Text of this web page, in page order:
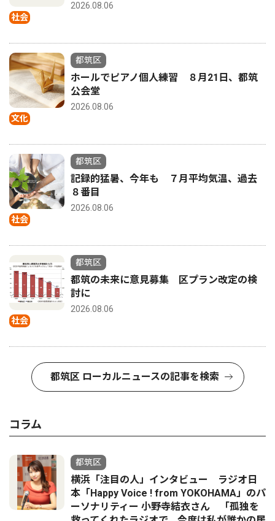
社会
2026.08.06
文化
都筑区
ホールでピアノ個人練習 ８月21日、都筑
公会堂
2026.08.06
社会
都筑区
記録的猛暑、今年も ７月平均気温、過去
８番目
2026.08.06
社会
都筑区
都筑の未来に意見募集 区プラン改定の検
討に
2026.08.06
都筑区 ローカルニュースの記事を検索
コラム
都筑区
横浜「注目の人」インタビュー ラジオ日
本「Happy Voice ! from YOKOHAMA」のパ
ーソナリティー 小野寺結衣さん 「孤独を